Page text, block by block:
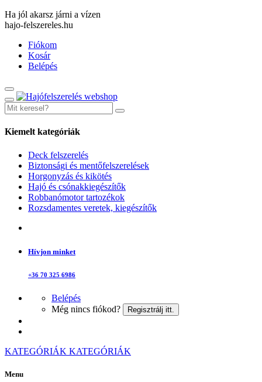
Ha jól akarsz járni a vízen
hajo-felszereles.hu
Fiókom
Kosár
Belépés
Kiemelt kategóriák
Deck felszerelés
Biztonsági és mentőfelszerelések
Horgonyzás és kikötés
Hajó és csónakkiegészítők
Robbanómotor tartozékok
Rozsdamentes veretek, kiegészítők
Hívjon minket
+36 70 325 6986
Belépés
Még nincs fiókod?
Regisztrálj itt.
KATEGÓRIÁK KATEGÓRIÁK
Menu